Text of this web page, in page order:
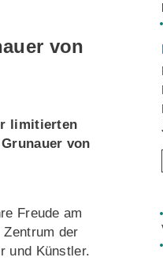
von
limitierten
von
Freude am
der
und Künstler.